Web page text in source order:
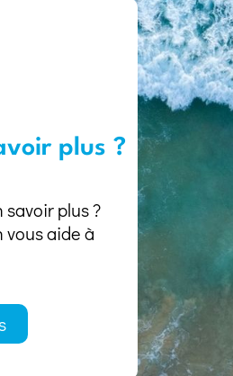
plus ?
savoir plus ?
vous aide à